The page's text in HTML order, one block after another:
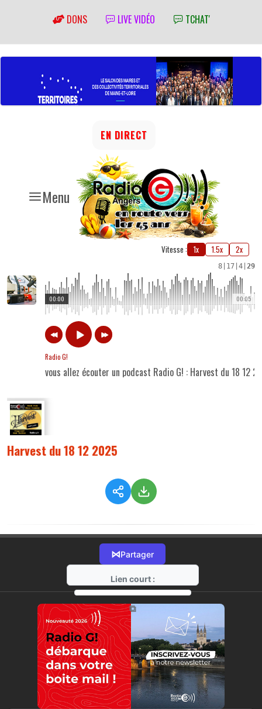
DONS LIVE VIDÉO TCHAT'
Menu
EN DIRECT
Vitesse : 1x 1.5x 2x
8 17 4 29
00:05
00:00
Radio G!
vous allez écouter un podcast Radio G! : Harvest du 18 12
Harvest du 18 12 2025
⋈Partager
Lien court :
https://radio-g.fr?20002
⧉